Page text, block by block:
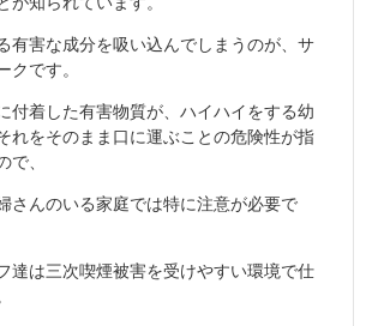
有害な成分を吸い込んでしまうのが、サ
クです。
付着した有害物質が、ハイハイをする幼
れをそのまま口に運ぶことの危険性が指
で、
さんのいる家庭では特に注意が必要で
達は三次喫煙被害を受けやすい環境で仕